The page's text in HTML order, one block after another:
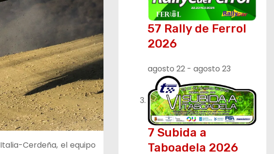
Cerdeña, el equipo
57 Rally de Ferrol
2026
agosto 22 - agosto 23
7 Subida a
Taboadela 2026